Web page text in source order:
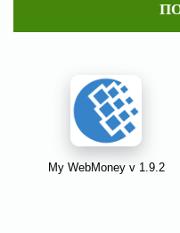
My WebMoney v 1.9.2